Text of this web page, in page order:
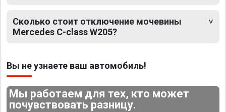
Сколько стоит отключение мочевины
Mercedes C-class W205?
Вы не узнаете ваш автомобиль!
Мы работаем для тех, кто может
почувствовать разницу.